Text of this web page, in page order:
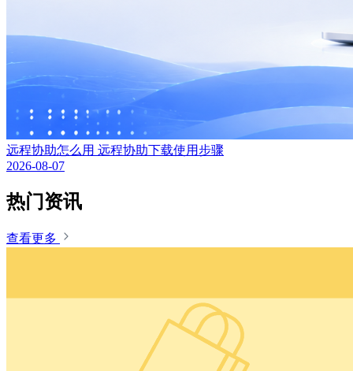
远程协助怎么用 远程协助下载使用步骤
2026-08-07
热门资讯
查看更多